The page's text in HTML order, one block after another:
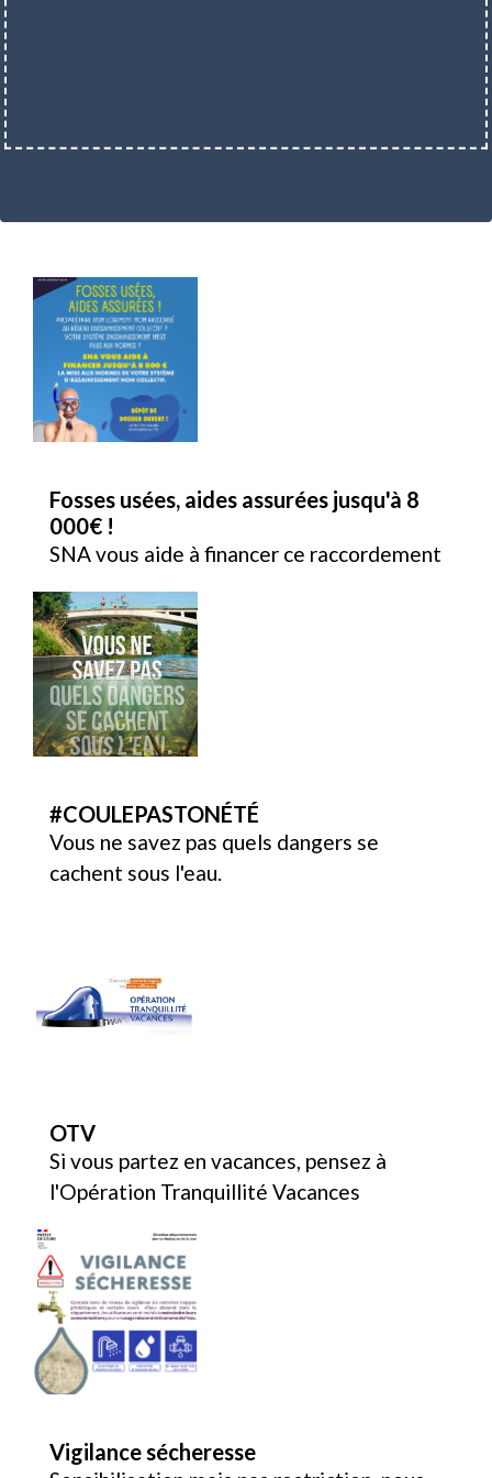
Fosses usées, aides assurées jusqu'à 8
000€ !
SNA vous aide à financer ce raccordement
#COULEPASTONÉTÉ
Vous ne savez pas quels dangers se
cachent sous l'eau.
OTV
Si vous partez en vacances, pensez à
l'Opération Tranquillité Vacances
Vigilance sécheresse